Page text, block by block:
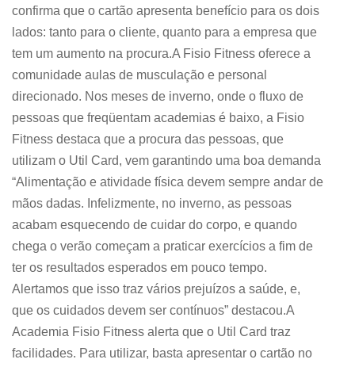
confirma que o cartão apresenta benefício para os dois
lados: tanto para o cliente, quanto para a empresa que
tem um aumento na procura.A Fisio Fitness oferece a
comunidade aulas de musculação e personal
direcionado. Nos meses de inverno, onde o fluxo de
pessoas que freqüentam academias é baixo, a Fisio
Fitness destaca que a procura das pessoas, que
utilizam o Util Card, vem garantindo uma boa demanda
“Alimentação e atividade física devem sempre andar de
mãos dadas. Infelizmente, no inverno, as pessoas
acabam esquecendo de cuidar do corpo, e quando
chega o verão começam a praticar exercícios a fim de
ter os resultados esperados em pouco tempo.
Alertamos que isso traz vários prejuízos a saúde, e,
que os cuidados devem ser contínuos” destacou.A
Academia Fisio Fitness alerta que o Util Card traz
facilidades. Para utilizar, basta apresentar o cartão no